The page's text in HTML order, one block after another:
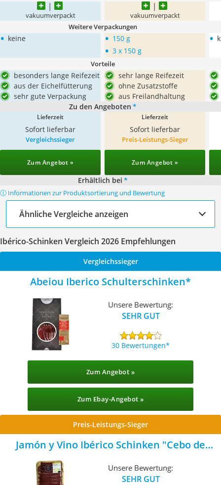
vakuumverpackt vakuumverpackt
Weitere Verpackungen
• keine • 150 g
• 3 x 150 g
•
Vorteile
besonders lange Reifezeit
aus der Eichelfütterung
sehr gute Verpackung
sehr lange Reifezeit
ohne Zusatzstoffe
aus Freilandhaltung
Zu den Angeboten *
Lieferzeit
Sofort lieferbar
Lieferzeit
Sofort lieferbar
Vergleichssieger
Zum Angebot »
Preis-Leistungs-Sieger
Zum Angebot »
Erhältlich bei *
ⓘ Informationen zur Produktsortierung und Bewertung
Ähnliche Vergleiche anzeigen
Ibérico-Schinken Vergleich 2026 Empfehlungen
Vergleichssieger
Abeiou Iberico Schulterschinken
Unsere Bewertung:
SEHR GUT
30 Bewertungen
Zum Angebot »
Zum Ebay-Angebot »
Preis-Leistungs-Sieger
Jamón y Vino Ibérico Schinken "Cebo de
Unsere Bewertung:
SEHR GUT